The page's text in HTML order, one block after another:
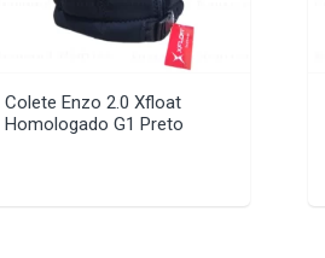
Colete Enzo 2.0 Xfloat
Homologado G1 Preto